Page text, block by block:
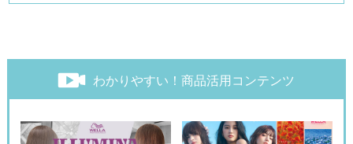
わかりやすい！商品活用コンテンツ